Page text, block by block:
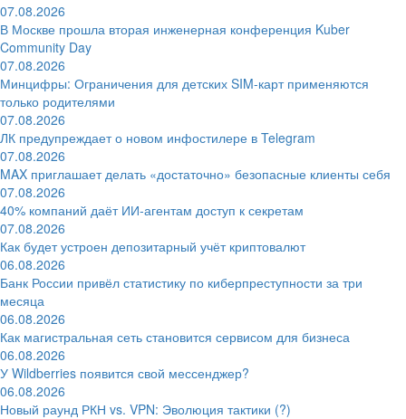
07.08.2026
В Москве прошла вторая инженерная конференция Kuber
Community Day
07.08.2026
Минцифры: Ограничения для детских SIM-карт применяются
только родителями
07.08.2026
ЛК предупреждает о новом инфостилере в Telegram
07.08.2026
MAX приглашает делать «достаточно» безопасные клиенты себя
07.08.2026
40% компаний даёт ИИ‑агентам доступ к секретам
07.08.2026
Как будет устроен депозитарный учёт криптовалют
06.08.2026
Банк России привёл статистику по киберпреступности за три
месяца
06.08.2026
Как магистральная сеть становится сервисом для бизнеса
06.08.2026
У Wildberries появится свой мессенджер?
06.08.2026
Новый раунд РКН vs. VPN: Эволюция тактики (?)